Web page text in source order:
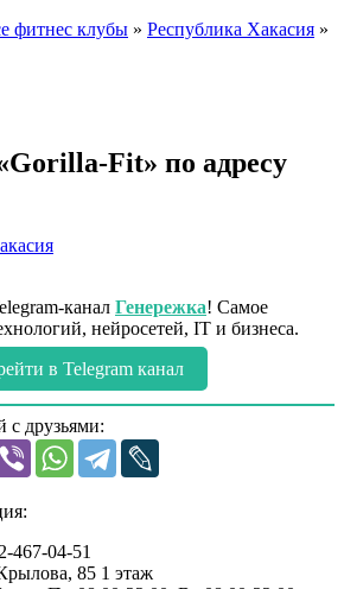
фитнес клубы » Республика Хакасия »
Fit» по адресу
канал Генережка! Самое
нейросетей, IT и бизнеса.
в Telegram канал
с друзьями:
467-04-51
85 1 этаж